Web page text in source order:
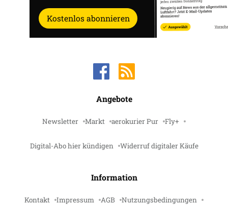
Kostenlos abonnieren
Angebote
Newsletter Markt aerokurier Pur Fly+
Digital-Abo hier kündigen Widerruf digitaler Käufe
Information
Kontakt Impressum AGB Nutzungsbedingungen